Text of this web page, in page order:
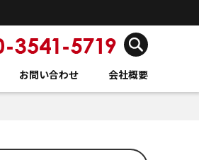
お問い合わせ 会社概要